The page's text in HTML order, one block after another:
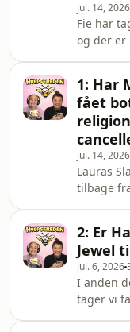
ugens
været på
Philine
barn,
kæreste,
jul. 14, 2026
Fie har
og der er
uventet
ser
en gang
en
taler
tøven
Reddit, og
1: Har
fået
jul. 14, 2026
Lauras
tilbage
Mette
om hvor
lidt
shade til
begaver
2: Er
Jewel
jul. 6, 2026
I anden
tager vi